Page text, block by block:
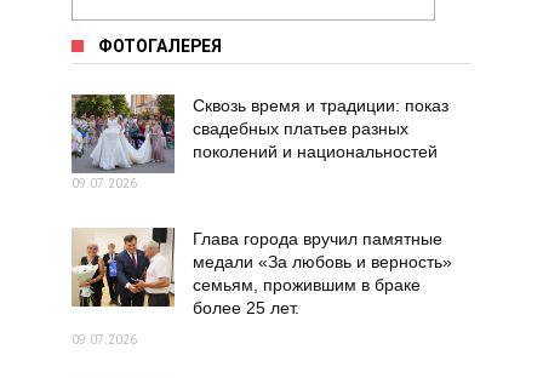
ФОТОГАЛЕРЕЯ
Сквозь время и традиции: показ
свадебных платьев разных
поколений и национальностей
09.07.2026
Глава города вручил памятные
медали «За любовь и верность»
семьям, прожившим в браке
более 25 лет.
09.07.2026